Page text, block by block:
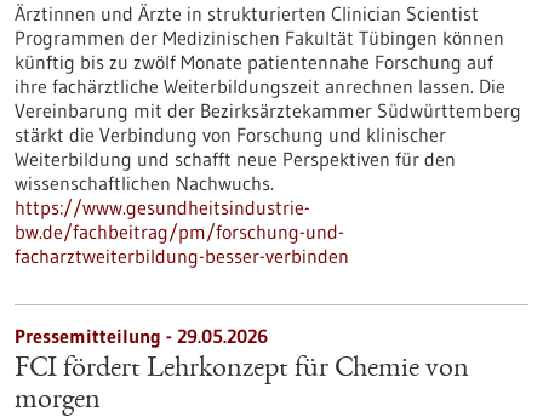
Ärztinnen und Ärzte in strukturierten Clinician Scientist
Programmen der Medizinischen Fakultät Tübingen können
künftig bis zu zwölf Monate patientennahe Forschung auf
ihre fachärztliche Weiterbildungszeit anrechnen lassen. Die
Vereinbarung mit der Bezirksärztekammer Südwürttemberg
stärkt die Verbindung von Forschung und klinischer
Weiterbildung und schafft neue Perspektiven für den
wissenschaftlichen Nachwuchs.
https://www.gesundheitsindustrie-
bw.de/fachbeitrag/pm/forschung-und-
facharztweiterbildung-besser-verbinden
Pressemitteilung - 29.05.2026
FCI fördert Lehrkonzept für Chemie von
morgen